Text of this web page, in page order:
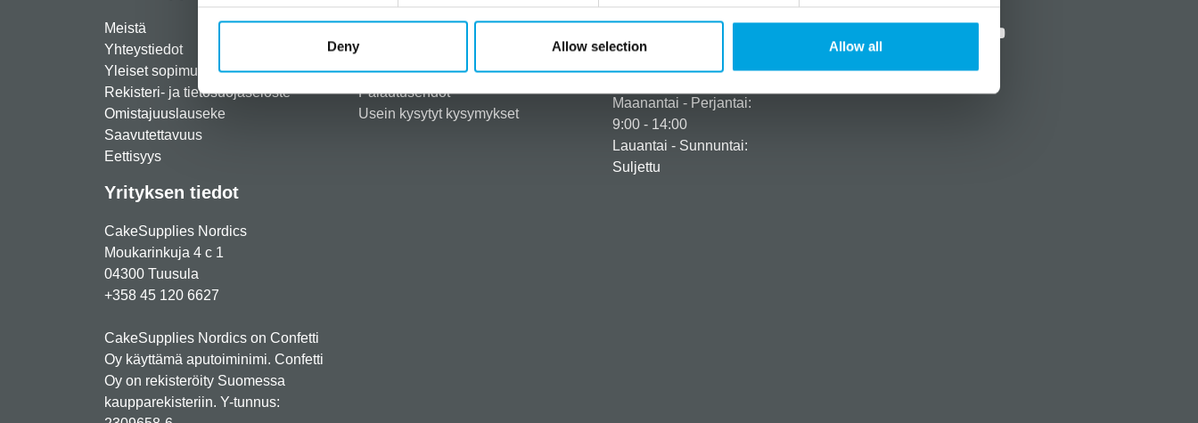
Deny Allow selection Allow all
Meistä
Yhteystiedot
Yleiset sopimusehdot
Rekisteri- ja tietosuojaseloste
Omistajuuslauseke
Saavutettavuus
Eettisyys
Yrityksen tiedot
CakeSupplies Nordics
Moukarinkuja 4 c 1
04300 Tuusula
+358 45 120 6627
CakeSupplies Nordics on Confetti
Oy käyttämä aputoiminimi. Confetti
Oy on rekisteröity Suomessa
kaupparekisteriin. Y-tunnus:
Rekisteröidy yritysasiakkaaksi
Maksutiedot ja maksuvaihtoehdot
Toimitusehdot
Palautusehdot
Usein kysytyt kysymykset
+358 45 120 6627
Maanantai - Perjantai:
9:00 - 14:00
Lauantai - Sunnuntai:
Suljettu